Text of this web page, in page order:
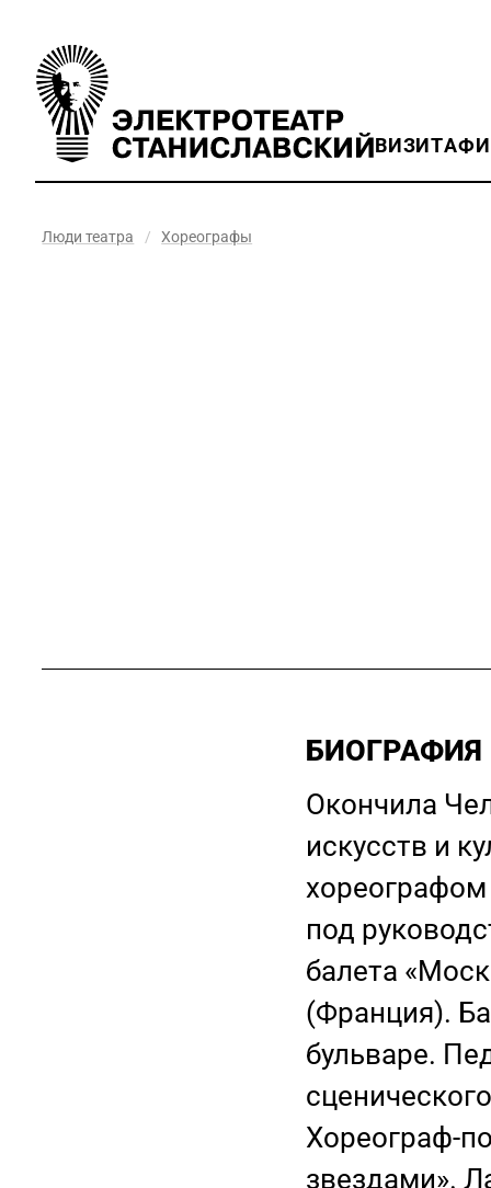
ВИЗИТ
Люди театра / Хореографы
БИОГРАФИЯ
Окончила
искусств и
хореографом
под
балета
(Франция).
бульваре.
Хореограф-
звездами».